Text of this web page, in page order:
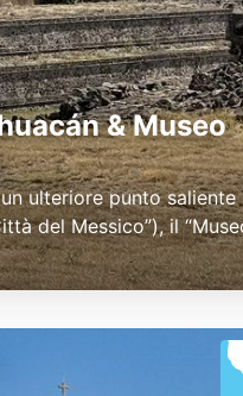
& Museo
ulteriore punto saliente
del Messico”), il